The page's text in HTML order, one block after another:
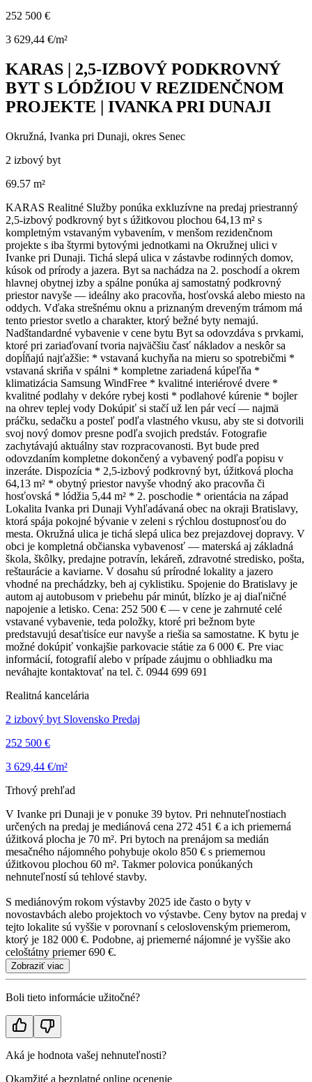
252 500 €
3 629,44 €/m²
KARAS | 2,5-IZBOVÝ PODKROVNÝ
BYT S LÓDŽIOU V REZIDENČNOM
PROJEKTE | IVANKA PRI DUNAJI
Okružná, Ivanka pri Dunaji, okres Senec
2 izbový byt
69.57 m²
KARAS Realitné Služby ponúka exkluzívne na predaj priestranný
2,5-izbový podkrovný byt s úžitkovou plochou 64,13 m² s
kompletným vstavaným vybavením, v menšom rezidenčnom
projekte s iba štyrmi bytovými jednotkami na Okružnej ulici v
Ivanke pri Dunaji. Tichá slepá ulica v zástavbe rodinných domov,
kúsok od prírody a jazera. Byt sa nachádza na 2. poschodí a okrem
hlavnej obytnej izby a spálne ponúka aj samostatný podkrovný
priestor navyše — ideálny ako pracovňa, hosťovská alebo miesto na
oddych. Vďaka strešnému oknu a priznaným dreveným trámom má
tento priestor svetlo a charakter, ktorý bežné byty nemajú.
Nadštandardné vybavenie v cene bytu Byt sa odovzdáva s prvkami,
ktoré pri zariaďovaní tvoria najväčšiu časť nákladov a neskôr sa
dopĺňajú najťažšie: * vstavaná kuchyňa na mieru so spotrebičmi *
vstavaná skriňa v spálni * kompletne zariadená kúpeľňa *
klimatizácia Samsung WindFree * kvalitné interiérové dvere *
kvalitné podlahy v dekóre rybej kosti * podlahové kúrenie * bojler
na ohrev teplej vody Dokúpiť si stačí už len pár vecí — najmä
práčku, sedačku a posteľ podľa vlastného vkusu, aby ste si dotvorili
svoj nový domov presne podľa svojich predstáv. Fotografie
zachytávajú aktuálny stav rozpracovanosti. Byt bude pred
odovzdaním kompletne dokončený a vybavený podľa popisu v
inzeráte. Dispozícia * 2,5-izbový podkrovný byt, úžitková plocha
64,13 m² * obytný priestor navyše vhodný ako pracovňa či
hosťovská * lódžia 5,44 m² * 2. poschodie * orientácia na západ
Lokalita Ivanka pri Dunaji Vyhľadávaná obec na okraji Bratislavy,
ktorá spája pokojné bývanie v zeleni s rýchlou dostupnosťou do
mesta. Okružná ulica je tichá slepá ulica bez prejazdovej dopravy. V
obci je kompletná občianska vybavenosť — materská aj základná
škola, škôlky, predajne potravín, lekáreň, zdravotné stredisko, pošta,
reštaurácie a kaviarne. V dosahu sú prírodné lokality a jazero
vhodné na prechádzky, beh aj cyklistiku. Spojenie do Bratislavy je
autom aj autobusom v priebehu pár minút, blízko je aj diaľničné
napojenie a letisko. Cena: 252 500 € — v cene je zahrnuté celé
vstavané vybavenie, teda položky, ktoré pri bežnom byte
predstavujú desaťtisíce eur navyše a riešia sa samostatne. K bytu je
možné dokúpiť vonkajšie parkovacie státie za 6 000 €. Pre viac
informácií, fotografií alebo v prípade záujmu o obhliadku ma
neváhajte kontaktovať na tel. č. 0944 699 691
Realitná kancelária
2 izbový byt Slovensko Predaj
252 500 €
3 629,44 €/m²
Trhový prehľad
V Ivanke pri Dunaji je v ponuke 39 bytov. Pri nehnuteľnostiach
určených na predaj je mediánová cena 272 451 € a ich priemerná
úžitková plocha je 70 m². Pri bytoch na prenájom sa medián
mesačného nájomného pohybuje okolo 850 € s priemernou
úžitkovou plochou 60 m². Takmer polovica ponúkaných
nehnuteľností sú tehlové stavby.
S mediánovým rokom výstavby 2025 ide často o byty v
novostavbách alebo projektoch vo výstavbe. Ceny bytov na predaj v
tejto lokalite sú vyššie v porovnaní s celoslovenským priemerom,
ktorý je 182 000 €. Podobne, aj priemerné nájomné je vyššie ako
celoštátny priemer 690 €.
Zobraziť viac
Boli tieto informácie užitočné?
Aká je hodnota vašej nehnuteľnosti?
Okamžité a bezplatné online ocenenie